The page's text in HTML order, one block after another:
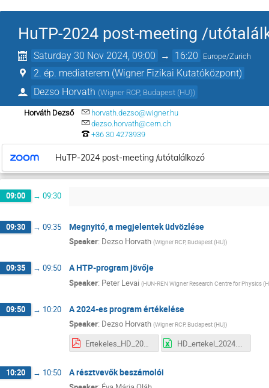
HuTP-2024 post-meeting /
Saturday 30 Nov 2024, 09:00 → 16:20 Europe/Zurich
2. ép. mediaterem (Wigner Fizikai Kutatóközpont)
Dezso Horvath (Wigner RCP, Budapest (HU))
Horváth Dezső
horvath.dezso@wigner.hu
dezso.horvath@cern.ch
+36 30 4273939
HuTP-2024 post-meeting /utótalálkozó
09:00 → 09:30
09:30 → 09:35 Megnyitó, a megjelentek üdvözlése
Speaker: Dezso Horvath (Wigner RCP, Budapest (HU))
09:35 → 09:50 A HTP-program jövője
Speaker: Peter Levai (HUN-REN Wigner Research Centre for Physics
09:50 → 10:20 A 2024-es program értékelése
Speaker: Dezso Horvath (Wigner RCP, Budapest (HU))
Ertekeles_HD_20241130.pdf HD_ertekel_2024.xls
10:20 → 10:50 A résztvevők beszámolói